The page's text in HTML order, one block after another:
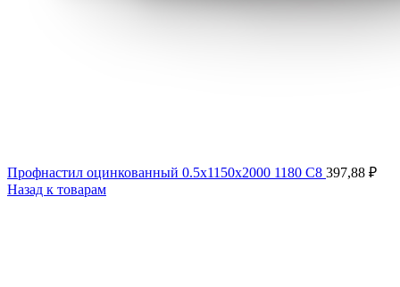
Профнастил оцинкованный 0.5х1150х2000 1180 С8 397,88 ₽
Назад к товарам